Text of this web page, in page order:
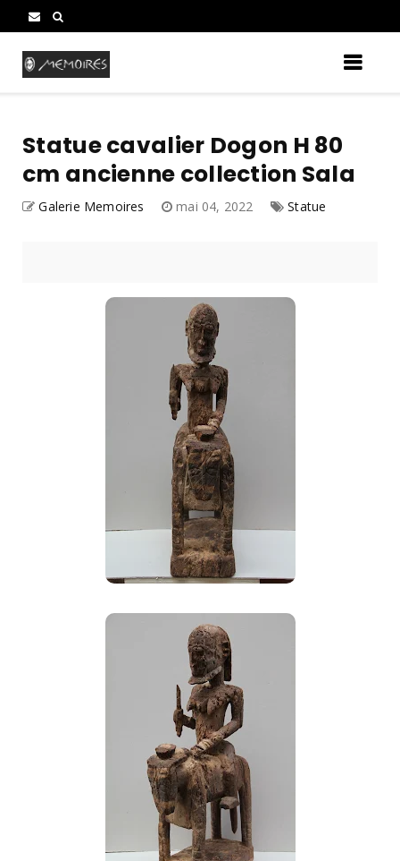
Statue cavalier Dogon H 80
cm ancienne collection Sala
Galerie Memoires mai 04, 2022 Statue